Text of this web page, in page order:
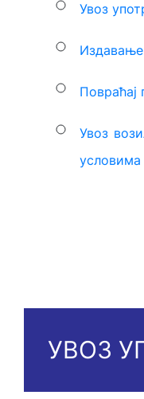
Увоз
Повраћај
Увоз
УВОЗ